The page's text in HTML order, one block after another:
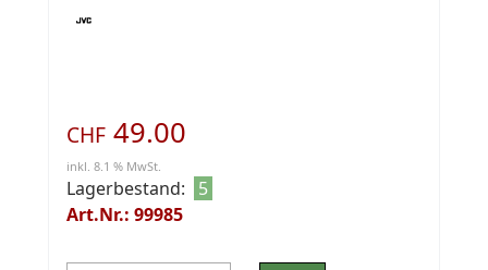
CHF 49.00
inkl. 8.1 % MwSt.
Lagerbestand:
5
Art.Nr.: 99985